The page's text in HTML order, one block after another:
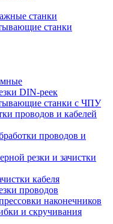
станки
станки
DIN-реек
станки с ЧПУ
проводов и кабелей
проводов и
резки и зачистки
кабеля
проводов
наконечников
и скручивания